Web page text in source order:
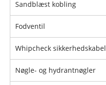
Sandblæst kobling
Fodventil
Whipcheck sikkerhedskabel
Nøgle- og hydrantnøgler